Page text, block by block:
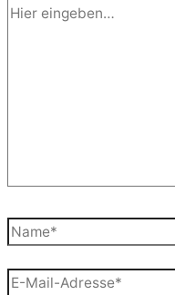
Hier
Name*
E-